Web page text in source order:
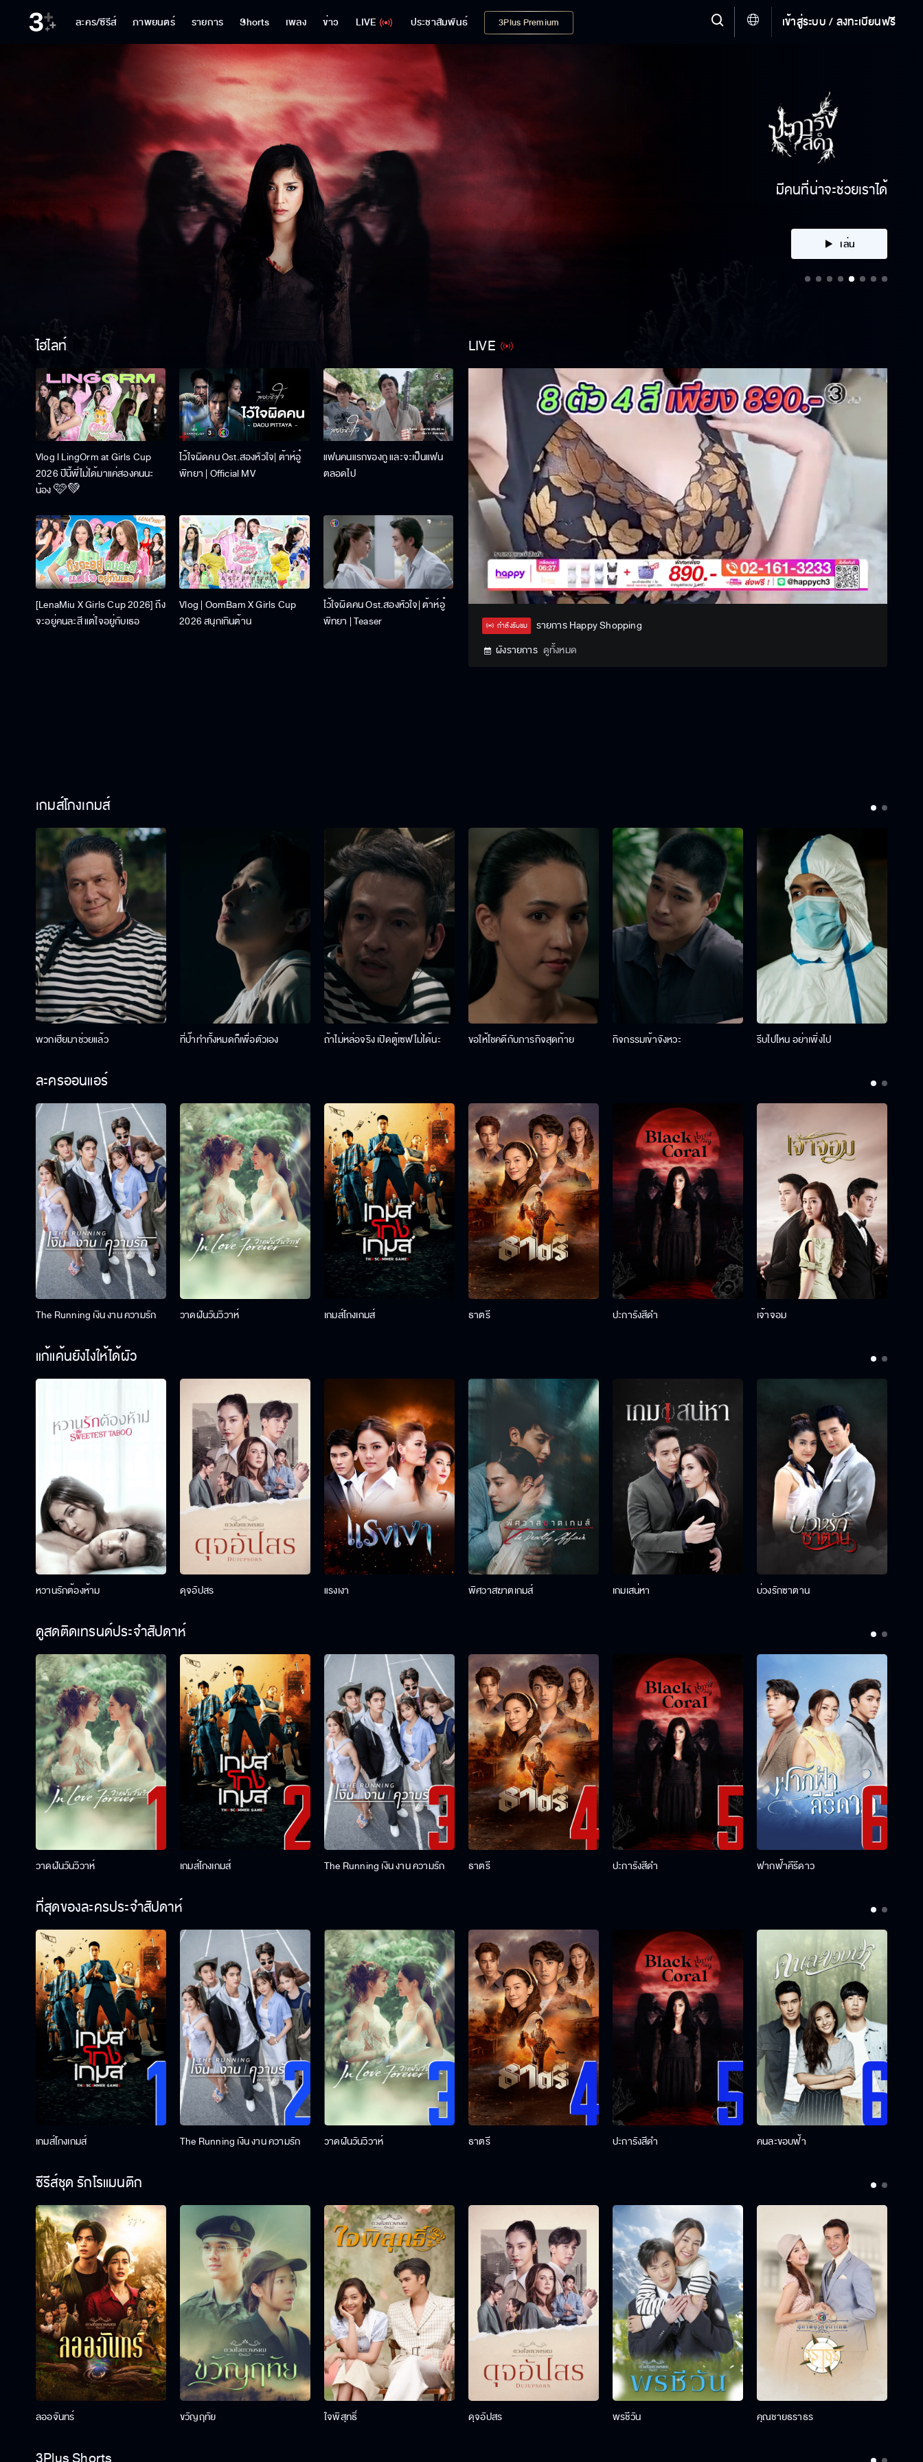
ละคร/ซีรีส์ ภาพยนตร์ รายการ Shorts เพลง ข่าว LIVE ประชาสัมพันธ์ 3Plus Premium เข้าสู่ระบบ / ลงทะเบียนฟรี
คลิก
ไฮไลท์
Vlog l LingOrm at Girls Cup
2026 ปีนี้พี่ไม่ได้มาแค่สองคนนะ
น้อง 🩷💚
ไว้ใจผิดคน Ost.สองหัวใจ| ต้าห์อู๋
พิทยา | Official MV
แฟนคนแรกของกู และจะเป็นแฟน
ตลอดไป
[LenaMiu X Girls Cup 2026] ถึง
จะอยู่คนละสี แต่ใจอยู่กับเธอ
Vlog | OomBam X Girls Cup
2026 สนุกเกินต้าน
ไว้ใจผิดคน Ost.สองหัวใจ| ต้าห์อู๋
พิทยา | Teaser
LIVE
UnmuteStream
Type
Settings
กำลังรับชม
รายการ Happy Shopping
ผังรายการ ดูทั้งหมด
เกมส์โกงเกมส์
พวกเฮียมาช่วยแล้ว ที่ป๊าทำทั้งหมดก็เพื่อตัวเอง ถ้าไม่หล่อจริง เปิดตู้เซฟไม่ได้นะ ขอให้โชคดีกับภารกิจสุดท้าย กิจกรรมเข้าจังหวะ รีบไปไหน อย่าเพิ่งไป
ละครออนแอร์
The Running เงิน งาน ความรัก วาดฝันวันวิวาห์ เกมส์โกงเกมส์ ธาตรี ปะการังสีดำ เจ้าจอม
แก้แค้นยังไงให้ได้ผัว
หวานรักต้องห้าม ดุจอัปสร แรงเงา พิศวาสฆาตเกมส์ เกมเสน่หา บ่วงรักซาตาน
ดูสดติดเทรนด์ประจำสัปดาห์
วาดฝันวันวิวาห์ เกมส์โกงเกมส์ The Running เงิน งาน ความรัก ธาตรี ปะการังสีดำ ฟากฟ้าคีรีดาว
ที่สุดของละครประจำสัปดาห์
เกมส์โกงเกมส์ The Running เงิน งาน ความรัก วาดฝันวันวิวาห์ ธาตรี ปะการังสีดำ คนละขอบฟ้า
ซีรีส์ชุด รักโรแมนติก
ลออจันทร์ ขวัญฤทัย ใจพิสุทธิ์ ดุจอัปสร พรชีวัน คุณชายธราธร